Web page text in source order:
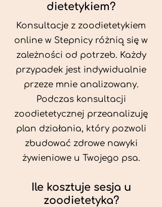
dietetykiem?
Konsultacje z zoodietetykiem
online w Stepnicy różnią się w
zależności od potrzeb. Każdy
przypadek jest indywidualnie
przeze mnie analizowany.
Podczas konsultacji
zoodietetycznej przeanalizuję
plan działania, który pozwoli
zbudować zdrowe nawyki
żywieniowe u Twojego psa.
Ile kosztuje sesja u
zoodietetyka?